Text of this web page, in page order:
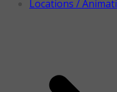
Locations /